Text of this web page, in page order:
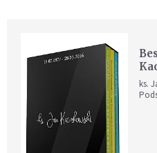
ks.